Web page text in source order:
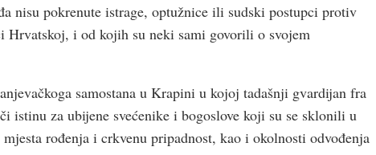
nisu pokrenute istrage, optužnice ili sudski postupci protiv
i od kojih su neki sami govorili o svojem
samostana u Krapini u kojoj tadašnji gvardijan fra
za ubijene svećenike i bogoslove koji su se sklonili u
rođenja i crkvenu pripadnost, kao i okolnosti odvođenja